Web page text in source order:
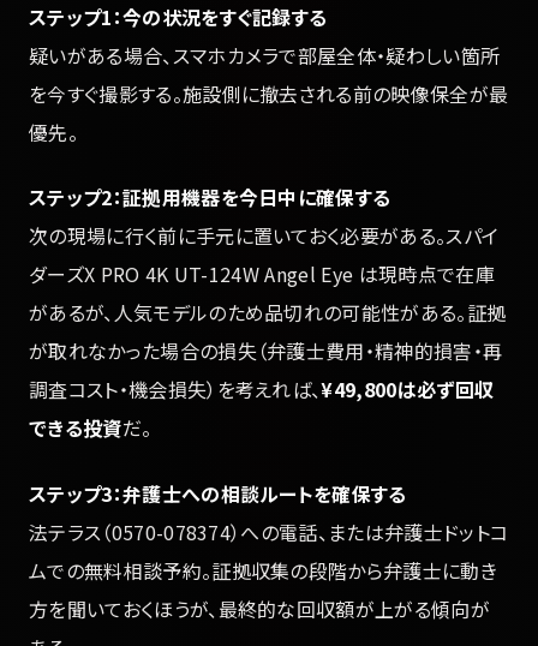
ステップ1：今の状況をすぐ記録する
疑いがある場合、スマホカメラで部屋全体・疑わしい箇所
を今すぐ撮影する。施設側に撤去される前の映像保全が最
優先。
ステップ2：証拠用機器を今日中に確保する
次の現場に行く前に手元に置いておく必要がある。スパイ
ダーズX PRO 4K UT-124W Angel Eye は現時点で在庫
があるが、人気モデルのため品切れの可能性がある。証拠
が取れなかった場合の損失（弁護士費用・精神的損害・再
調査コスト・機会損失）を考えれば、¥49,800は必ず回収
できる投資だ。
ステップ3：弁護士への相談ルートを確保する
法テラス（0570-078374）への電話、または弁護士ドットコ
ムでの無料相談予約。証拠収集の段階から弁護士に動き
方を聞いておくほうが、最終的な回収額が上がる傾向が